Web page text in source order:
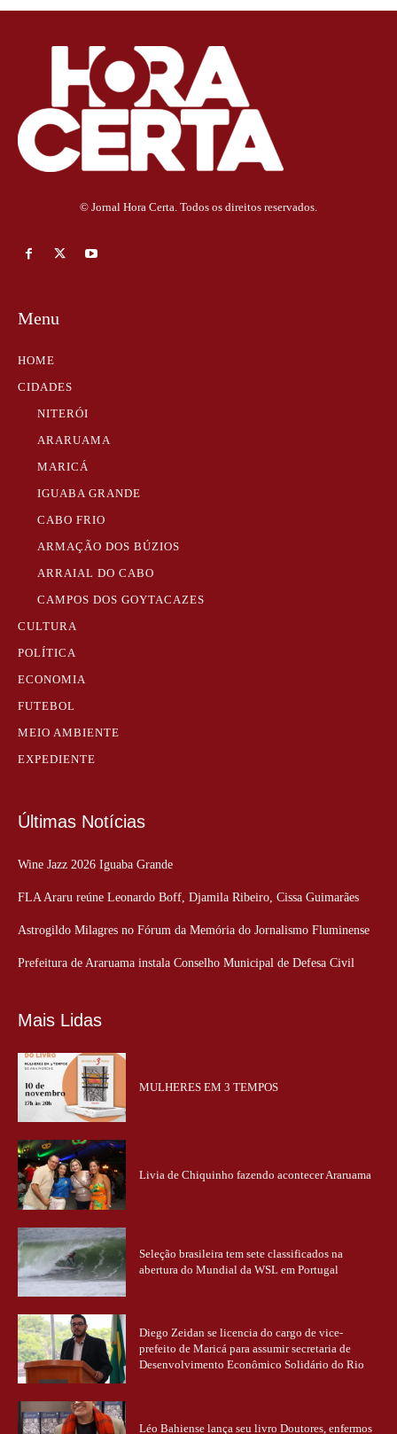
© Jornal Hora Certa. Todos os direitos reservados.
Menu
HOME
CIDADES
NITERÓI
ARARUAMA
MARICÁ
IGUABA GRANDE
CABO FRIO
ARMAÇÃO DOS BÚZIOS
ARRAIAL DO CABO
CAMPOS DOS GOYTACAZES
CULTURA
POLÍTICA
ECONOMIA
FUTEBOL
MEIO AMBIENTE
EXPEDIENTE
Últimas Notícias
Wine Jazz 2026 Iguaba Grande
FLA Araru reúne Leonardo Boff, Djamila Ribeiro, Cissa Guimarães
Astrogildo Milagres no Fórum da Memória do Jornalismo Fluminense
Prefeitura de Araruama instala Conselho Municipal de Defesa Civil
Mais Lidas
MULHERES EM 3 TEMPOS
Livia de Chiquinho fazendo acontecer Araruama
Seleção brasileira tem sete classificados na
abertura do Mundial da WSL em Portugal
Diego Zeidan se licencia do cargo de vice-
prefeito de Maricá para assumir secretaria de
Desenvolvimento Econômico Solidário do Rio
Léo Bahiense lança seu livro Doutores, enfermos